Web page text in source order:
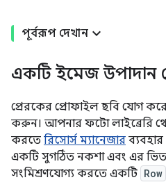
পূর্বরূপ দেখান
একটি ইমেজ
প্রেরকের প্রোফাইল ছবি যোগ
করুন। আপনার ফটো লাইব্রেরি
করতে রিসোর্স ম্যানেজার
একটি সুগঠিত নকশা এবং এর
সংমিশ্রণযোগ্য করতে একটি Row